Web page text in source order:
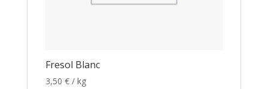
Fresol Blanc
3,50 € / kg